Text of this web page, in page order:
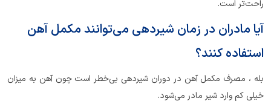
راحت‌تر است.
آیا مادران در زمان شیردهی می‌توانند مکمل آهن
استفاده کنند؟
بله ، مصرف مکمل آهن در دوران شیردهی بی‌خطر است چون آهن به میزان
خیلی کم وارد شیر مادر می‌شود.